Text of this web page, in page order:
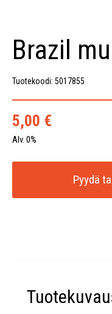
Brazil
Tuotekoodi: 5017855
5,00 €
Alv. 0%
Pyydä